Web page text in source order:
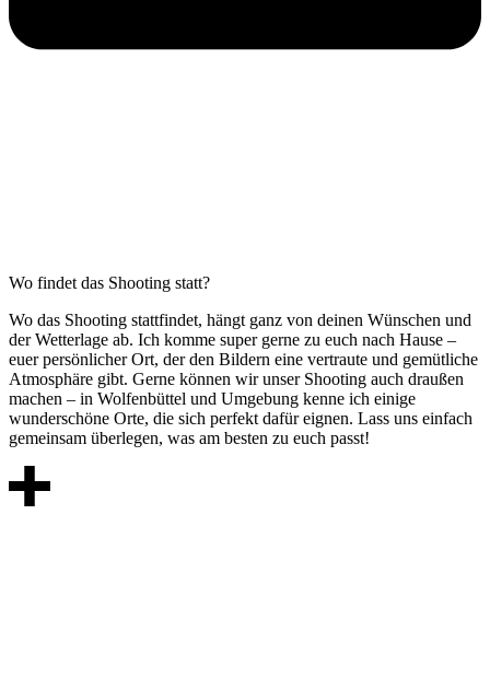
Wo findet das Shooting statt?
Wo das Shooting stattfindet, hängt ganz von deinen Wünschen und
der Wetterlage ab. Ich komme super gerne zu euch nach Hause –
euer persönlicher Ort, der den Bildern eine vertraute und gemütliche
Atmosphäre gibt. Gerne können wir unser Shooting auch draußen
machen – in Wolfenbüttel und Umgebung kenne ich einige
wunderschöne Orte, die sich perfekt dafür eignen. Lass uns einfach
gemeinsam überlegen, was am besten zu euch passt!